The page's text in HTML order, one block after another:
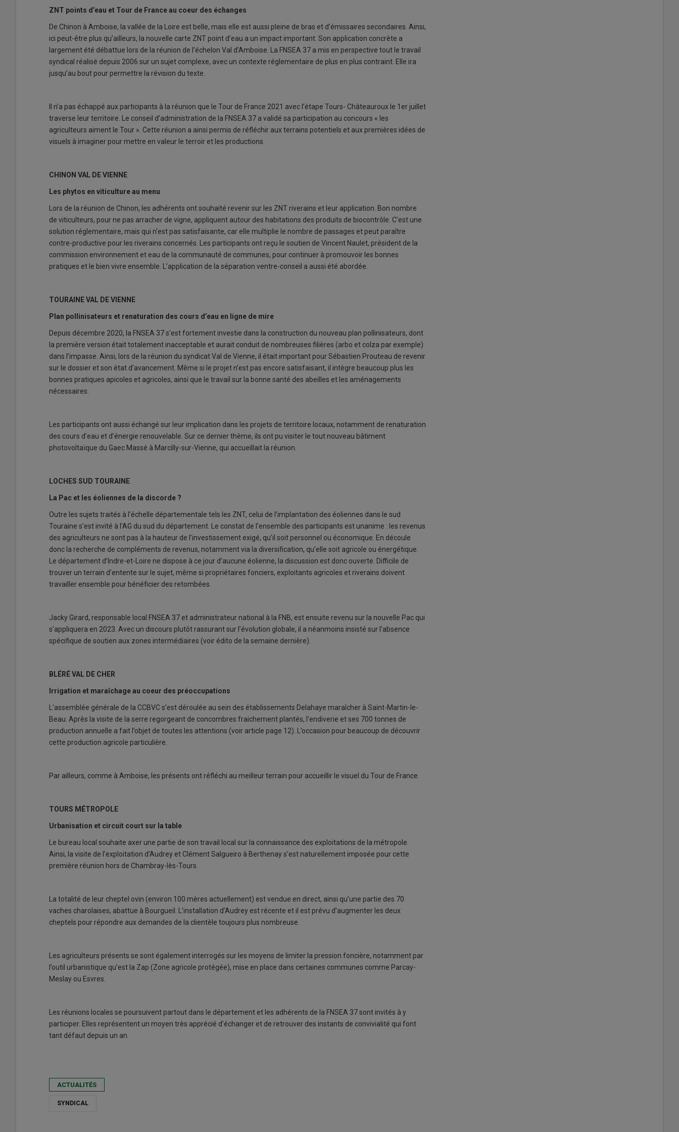
ZNT points d’eau et Tour de France au coeur des échanges
De Chinon à Amboise, la vallée de la Loire est belle, mais elle est aussi pleine de bras et d’émissaires secondaires. Ainsi,
ici peut-être plus qu’ailleurs, la nouvelle carte ZNT point d’eau a un impact important. Son application concrète a
largement été débattue lors de la réunion de l’échelon Val d’Amboise. La FNSEA 37 a mis en perspective tout le travail
syndical réalisé depuis 2006 sur un sujet complexe, avec un contexte réglementaire de plus en plus contraint. Elle ira
jusqu’au bout pour permettre la révision du texte.
Il n’a pas échappé aux participants à la réunion que le Tour de France 2021 avec l’étape Tours- Châteauroux le 1er juillet
traverse leur territoire. Le conseil d’administration de la FNSEA 37 a validé sa participation au concours « les
agriculteurs aiment le Tour ». Cette réunion a ainsi permis de réfléchir aux terrains potentiels et aux premières idées de
visuels à imaginer pour mettre en valeur le terroir et les productions.
CHINON VAL DE VIENNE
Les phytos en viticulture au menu
Lors de la réunion de Chinon, les adhérents ont souhaité revenir sur les ZNT riverains et leur application. Bon nombre
de viticulteurs, pour ne pas arracher de vigne, appliquent autour des habitations des produits de biocontrôle. C’est une
solution réglementaire, mais qui n’est pas satisfaisante, car elle multiplie le nombre de passages et peut paraître
contre-productive pour les riverains concernés. Les participants ont reçu le soutien de Vincent Naulet, président de la
commission environnement et eau de la communauté de communes, pour continuer à promouvoir les bonnes
pratiques et le bien vivre ensemble. L’application de la séparation ventre-conseil a aussi été abordée.
TOURAINE VAL DE VIENNE
Plan pollinisateurs et renaturation des cours d’eau en ligne de mire
Depuis décembre 2020, la FNSEA 37 s’est fortement investie dans la construction du nouveau plan pollinisateurs, dont
la première version était totalement inacceptable et aurait conduit de nombreuses filières (arbo et colza par exemple)
dans l’impasse. Ainsi, lors de la réunion du syndicat Val de Vienne, il était important pour Sébastien Prouteau de revenir
sur le dossier et son état d’avancement. Même si le projet n’est pas encore satisfaisant, il intègre beaucoup plus les
bonnes pratiques apicoles et agricoles, ainsi que le travail sur la bonne santé des abeilles et les aménagements
nécessaires.
Les participants ont aussi échangé sur leur implication dans les projets de territoire locaux, notamment de renaturation
des cours d’eau et d’énergie renouvelable. Sur ce dernier thème, ils ont pu visiter le tout nouveau bâtiment
photovoltaïque du Gaec Massé à Marcilly-sur-Vienne, qui accueillait la réunion.
LOCHES SUD TOURAINE
La Pac et les éoliennes de la discorde ?
Outre les sujets traités à l’échelle départementale tels les ZNT, celui de l’implantation des éoliennes dans le sud
Touraine s’est invité à l’AG du sud du département. Le constat de l’ensemble des participants est unanime : les revenus
des agriculteurs ne sont pas à la hauteur de l’investissement exigé, qu’il soit personnel ou économique. En découle
donc la recherche de compléments de revenus, notamment via la diversification, qu’elle soit agricole ou énergétique.
Le département d’Indre-et-Loire ne dispose à ce jour d’aucune éolienne, la discussion est donc ouverte. Difficile de
trouver un terrain d’entente sur le sujet, même si propriétaires fonciers, exploitants agricoles et riverains doivent
travailler ensemble pour bénéficier des retombées.
Jacky Girard, responsable local FNSEA 37 et administrateur national à la FNB, est ensuite revenu sur la nouvelle Pac qui
s’appliquera en 2023. Avec un discours plutôt rassurant sur l’évolution globale, il a néanmoins insisté sur l’absence
spécifique de soutien aux zones intermédiaires (voir édito de la semaine dernière).
BLÉRÉ VAL DE CHER
Irrigation et maraîchage au coeur des préoccupations
L’assemblée générale de la CCBVC s’est déroulée au sein des établissements Delahaye maraîcher à Saint-Martin-le-
Beau. Après la visite de la serre regorgeant de concombres fraichement plantés, l’endiverie et ses 700 tonnes de
production annuelle a fait l’objet de toutes les attentions (voir article page 12). L’occasion pour beaucoup de découvrir
cette production agricole particulière.
Par ailleurs, comme à Amboise, les présents ont réfléchi au meilleur terrain pour accueillir le visuel du Tour de France.
TOURS MÉTROPOLE
Urbanisation et circuit court sur la table
Le bureau local souhaite axer une partie de son travail local sur la connaissance des exploitations de la métropole.
Ainsi, la visite de l’exploitation d’Audrey et Clément Salgueiro à Berthenay s’est naturellement imposée pour cette
première réunion hors de Chambray-lès-Tours.
La totalité de leur cheptel ovin (environ 100 mères actuellement) est vendue en direct, ainsi qu’une partie des 70
vaches charolaises, abattue à Bourgueil. L’installation d’Audrey est récente et il est prévu d’augmenter les deux
cheptels pour répondre aux demandes de la clientèle toujours plus nombreuse.
Les agriculteurs présents se sont également interrogés sur les moyens de limiter la pression foncière, notamment par
l’outil urbanistique qu’est la Zap (Zone agricole protégée), mise en place dans certaines communes comme Parcay-
Meslay ou Esvres.
Les réunions locales se poursuivent partout dans le département et les adhérents de la FNSEA 37 sont invités à y
participer. Elles représentent un moyen très apprécié d’échanger et de retrouver des instants de convivialité qui font
tant défaut depuis un an.
ACTUALITÉS
SYNDICAL